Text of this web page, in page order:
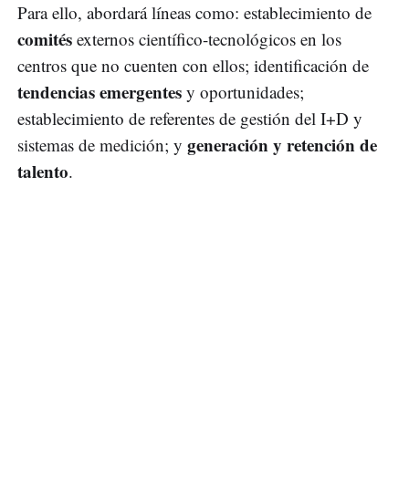
Para ello, abordará líneas como: establecimiento de
comités externos científico-tecnológicos en los
centros que no cuenten con ellos; identificación de
tendencias emergentes y oportunidades;
establecimiento de referentes de gestión del I+D y
sistemas de medición; y generación y retención de
talento.